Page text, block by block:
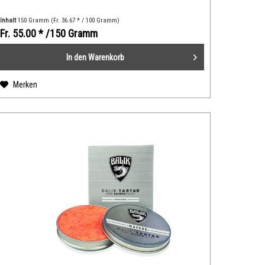
Inhalt150 Gramm (Fr. 36.67 * / 100 Gramm)
Fr. 55.00 */150 Gramm
In den Warenkorb
Merken